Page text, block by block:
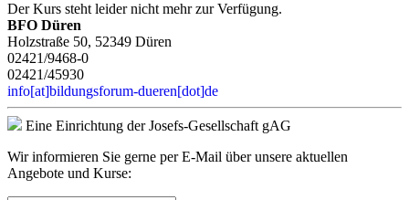
Der Kurs steht leider nicht mehr zur Verfügung.
BFO Düren
Holzstraße 50, 52349 Düren
02421/9468-0
02421/45930
info[at]bildungsforum-dueren[dot]de
Eine Einrichtung der Josefs-Gesellschaft gAG
Wir informieren Sie gerne per E-Mail über unsere aktuellen
Angebote und Kurse: